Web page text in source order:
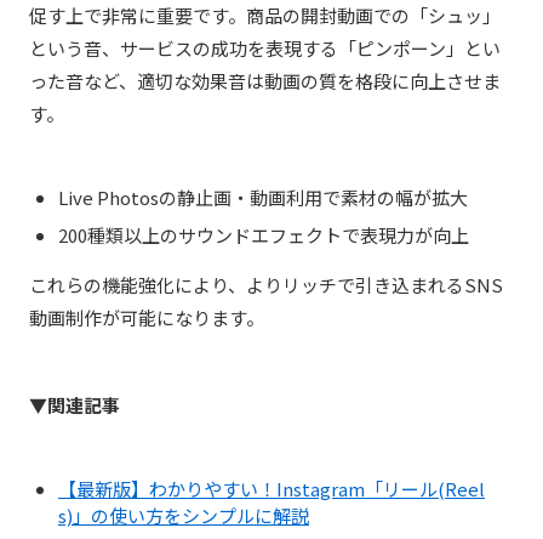
促す上で非常に重要です。商品の開封動画での「シュッ」
という音、サービスの成功を表現する「ピンポーン」とい
った音など、適切な効果音は動画の質を格段に向上させま
す。
Live Photosの静止画・動画利用で素材の幅が拡大
200種類以上のサウンドエフェクトで表現力が向上
これらの機能強化により、よりリッチで引き込まれるSNS
動画制作が可能になります。
▼関連記事
【最新版】わかりやすい！Instagram「リール(Reel
s)」の使い方をシンプルに解説